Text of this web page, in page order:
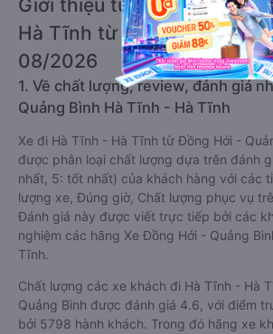
Giới thiệu tuyến đường xe
Hà Tĩnh từ Đồng Hới -
08/2026
1. Về chất lượng, review, đánh giá
Quảng Bình Hà Tĩnh - Hà Tĩnh
Xe đi Hà Tĩnh - Hà Tĩnh từ Đồng Hới -
được phân loại chất lượng dựa trên đánh
nhất, 5: tốt nhất) của khách hàng với các
lượng xe, Đúng giờ, Chất lượng phục vụ
Đánh giá này được viết trực tiếp bởi các
nghiệm các hãng Xe Đồng Hới - Quảng
Tĩnh.
Chất lượng các xe khách đi Hà Tĩnh - Hà
Quảng Bình được đánh giá 4.6, với điểm
bởi 5798 hành khách. Trong đó hãng xe